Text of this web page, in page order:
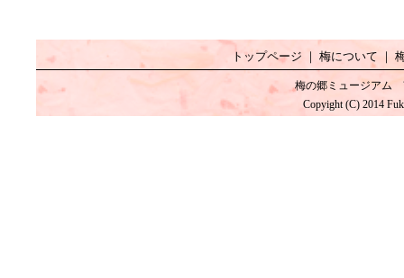
トップページ ｜ 梅について ｜
梅の郷ミュージアム
Copyight (C) 2014